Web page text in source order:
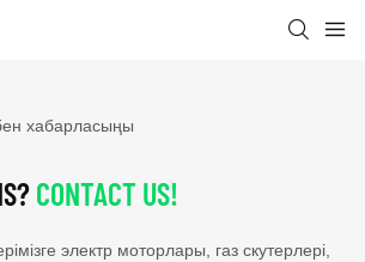
хабарласыңы
CONTACT US!
электр моторлары, газ скутерлері,